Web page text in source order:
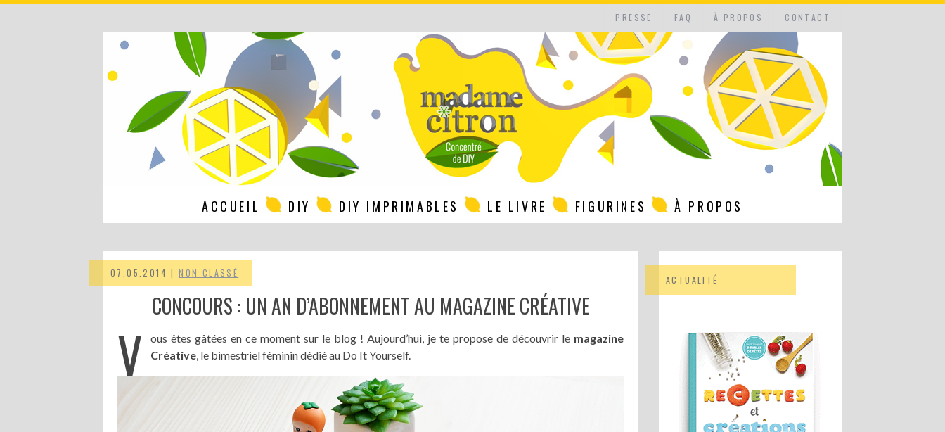
PRESSE FAQ À PROPOS CONTACT
ACCUEIL DIY DIY IMPRIMABLES LE LIVRE FIGURINES À PROPOS
07.05.2014 |NON CLASSÉ
CONCOURS : UN AN D’ABONNEMENT AU MAGAZINE CRÉATIVE
V ous êtes gâtées en ce moment sur le blog ! Aujourd’hui, je te propose de découvrir le magazine
Créative, le bimestriel féminin dédié au Do It Yourself.
ACTUALITÉ